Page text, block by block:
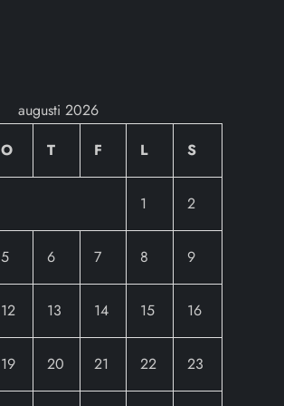
augusti 2026
O T F L S
1 2
5 6 7 8 9
12 13 14 15 16
19 20 21 22 23